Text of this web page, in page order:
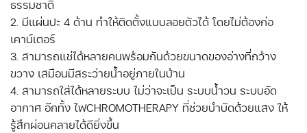
ธรรมชาติ
2. มีแผ่นปะ 4 ด้าน ทำให้ติดตั้งแบบลอยตัวได้ โดยไม่ต้องก่อ
เคาน์เตอร์
3. สามารถแช่ได้หลายคนพร้อมกันด้วยขนาดของอ่างที่กว้าง
ขวาง เสมือนมีสระว่ายน้ำอยู่ภายในบ้าน
4. สามารถใส่ได้หลายระบบ ไม่ว่าจะเป็น ระบบน้ำวน ระบบอัด
อากาศ อีกทั้ง ไฟCHROMOTHERAPY ที่ช่วยบำบัดด้วยแสง ให้
รู้สึกผ่อนคลายได้ดียิ่งขึ้น